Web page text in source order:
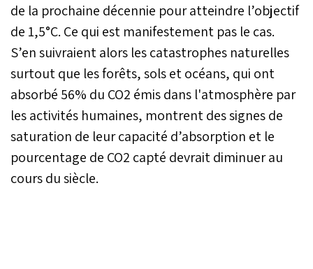
de la prochaine décennie pour atteindre l’objectif
de 1,5°C. Ce qui est manifestement pas le cas.
S’en suivraient alors les catastrophes naturelles
surtout que les forêts, sols et océans, qui ont
absorbé 56% du CO2 émis dans l'atmosphère par
les activités humaines, montrent des signes de
saturation de leur capacité d’absorption et le
pourcentage de CO2 capté devrait diminuer au
cours du siècle.